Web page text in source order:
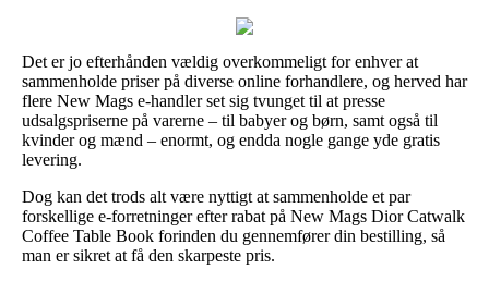
Det er jo efterhånden vældig overkommeligt for enhver at
sammenholde priser på diverse online forhandlere, og herved har
flere New Mags e-handler set sig tvunget til at presse
udsalgspriserne på varerne – til babyer og børn, samt også til
kvinder og mænd – enormt, og endda nogle gange yde gratis
levering.
Dog kan det trods alt være nyttigt at sammenholde et par
forskellige e-forretninger efter rabat på New Mags Dior Catwalk
Coffee Table Book forinden du gennemfører din bestilling, så
man er sikret at få den skarpeste pris.